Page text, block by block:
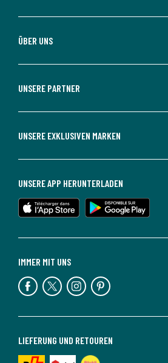
ÜBER UNS
UNSERE PARTNER
UNSERE EXKLUSIVEN MARKEN
LIEFERUNG UND RETOUREN
IMMER MIT UNS
UNSERE APP HERUNTERLADEN